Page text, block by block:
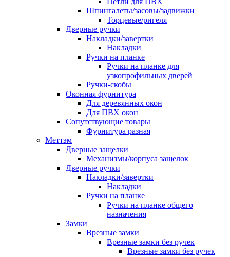
Шпингалеты/засовы/задвижки
Торцевые/ригеля
Дверные ручки
Накладки/завертки
Накладки
Ручки на планке
Ручки на планке для
узкопрофильных дверей
Ручки-скобы
Оконная фурнитура
Для деревянных окон
Для ПВХ окон
Сопутствующие товары
Фурнитура разная
Меттэм
Дверные защелки
Механизмы/корпуса защелок
Дверные ручки
Накладки/завертки
Накладки
Ручки на планке
Ручки на планке общего
назначения
Замки
Врезные замки
Врезные замки без ручек
Врезные замки без ручек